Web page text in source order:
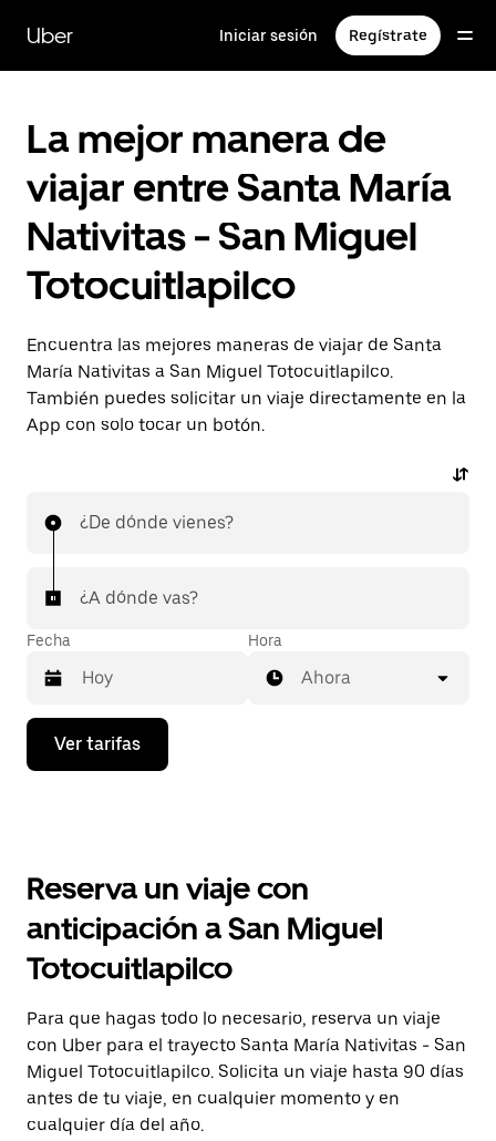
contenido
principal
Uber Iniciar sesión Regístrate
La mejor manera de
viajar entre Santa María
Nativitas - San Miguel
Totocuitlapilco
Encuentra las mejores maneras de viajar de Santa
María Nativitas a San Miguel Totocuitlapilco.
También puedes solicitar un viaje directamente en la
App con solo tocar un botón.
¿De dónde vienes?
¿A dónde vas?
Fecha
Presiona
flecha
el
y
selecciona
una
Presiona
la
tecla Esc
para
cerrar
el
calendario.
Hora
Ahora
Ver tarifas
Reserva un viaje con
anticipación a San Miguel
Totocuitlapilco
Para que hagas todo lo necesario, reserva un viaje
con Uber para el trayecto Santa María Nativitas - San
Miguel Totocuitlapilco. Solicita un viaje hasta 90 días
antes de tu viaje, en cualquier momento y en
cualquier día del año.